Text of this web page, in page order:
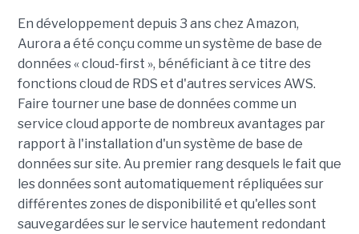
En développement depuis 3 ans chez Amazon,
Aurora a été conçu comme un système de base de
données « cloud-first », bénéficiant à ce titre des
fonctions cloud de RDS et d'autres services AWS.
Faire tourner une base de données comme un
service cloud apporte de nombreux avantages par
rapport à l'installation d'un système de base de
données sur site. Au premier rang desquels le fait que
les données sont automatiquement répliquées sur
différentes zones de disponibilité et qu'elles sont
sauvegardées sur le service hautement redondant